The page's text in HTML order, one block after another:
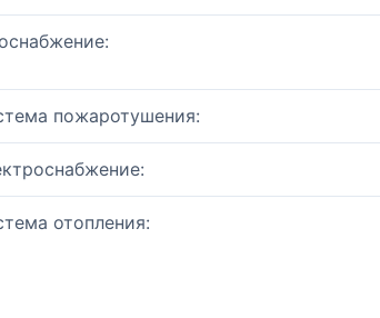
пожаротушения:
отопления: